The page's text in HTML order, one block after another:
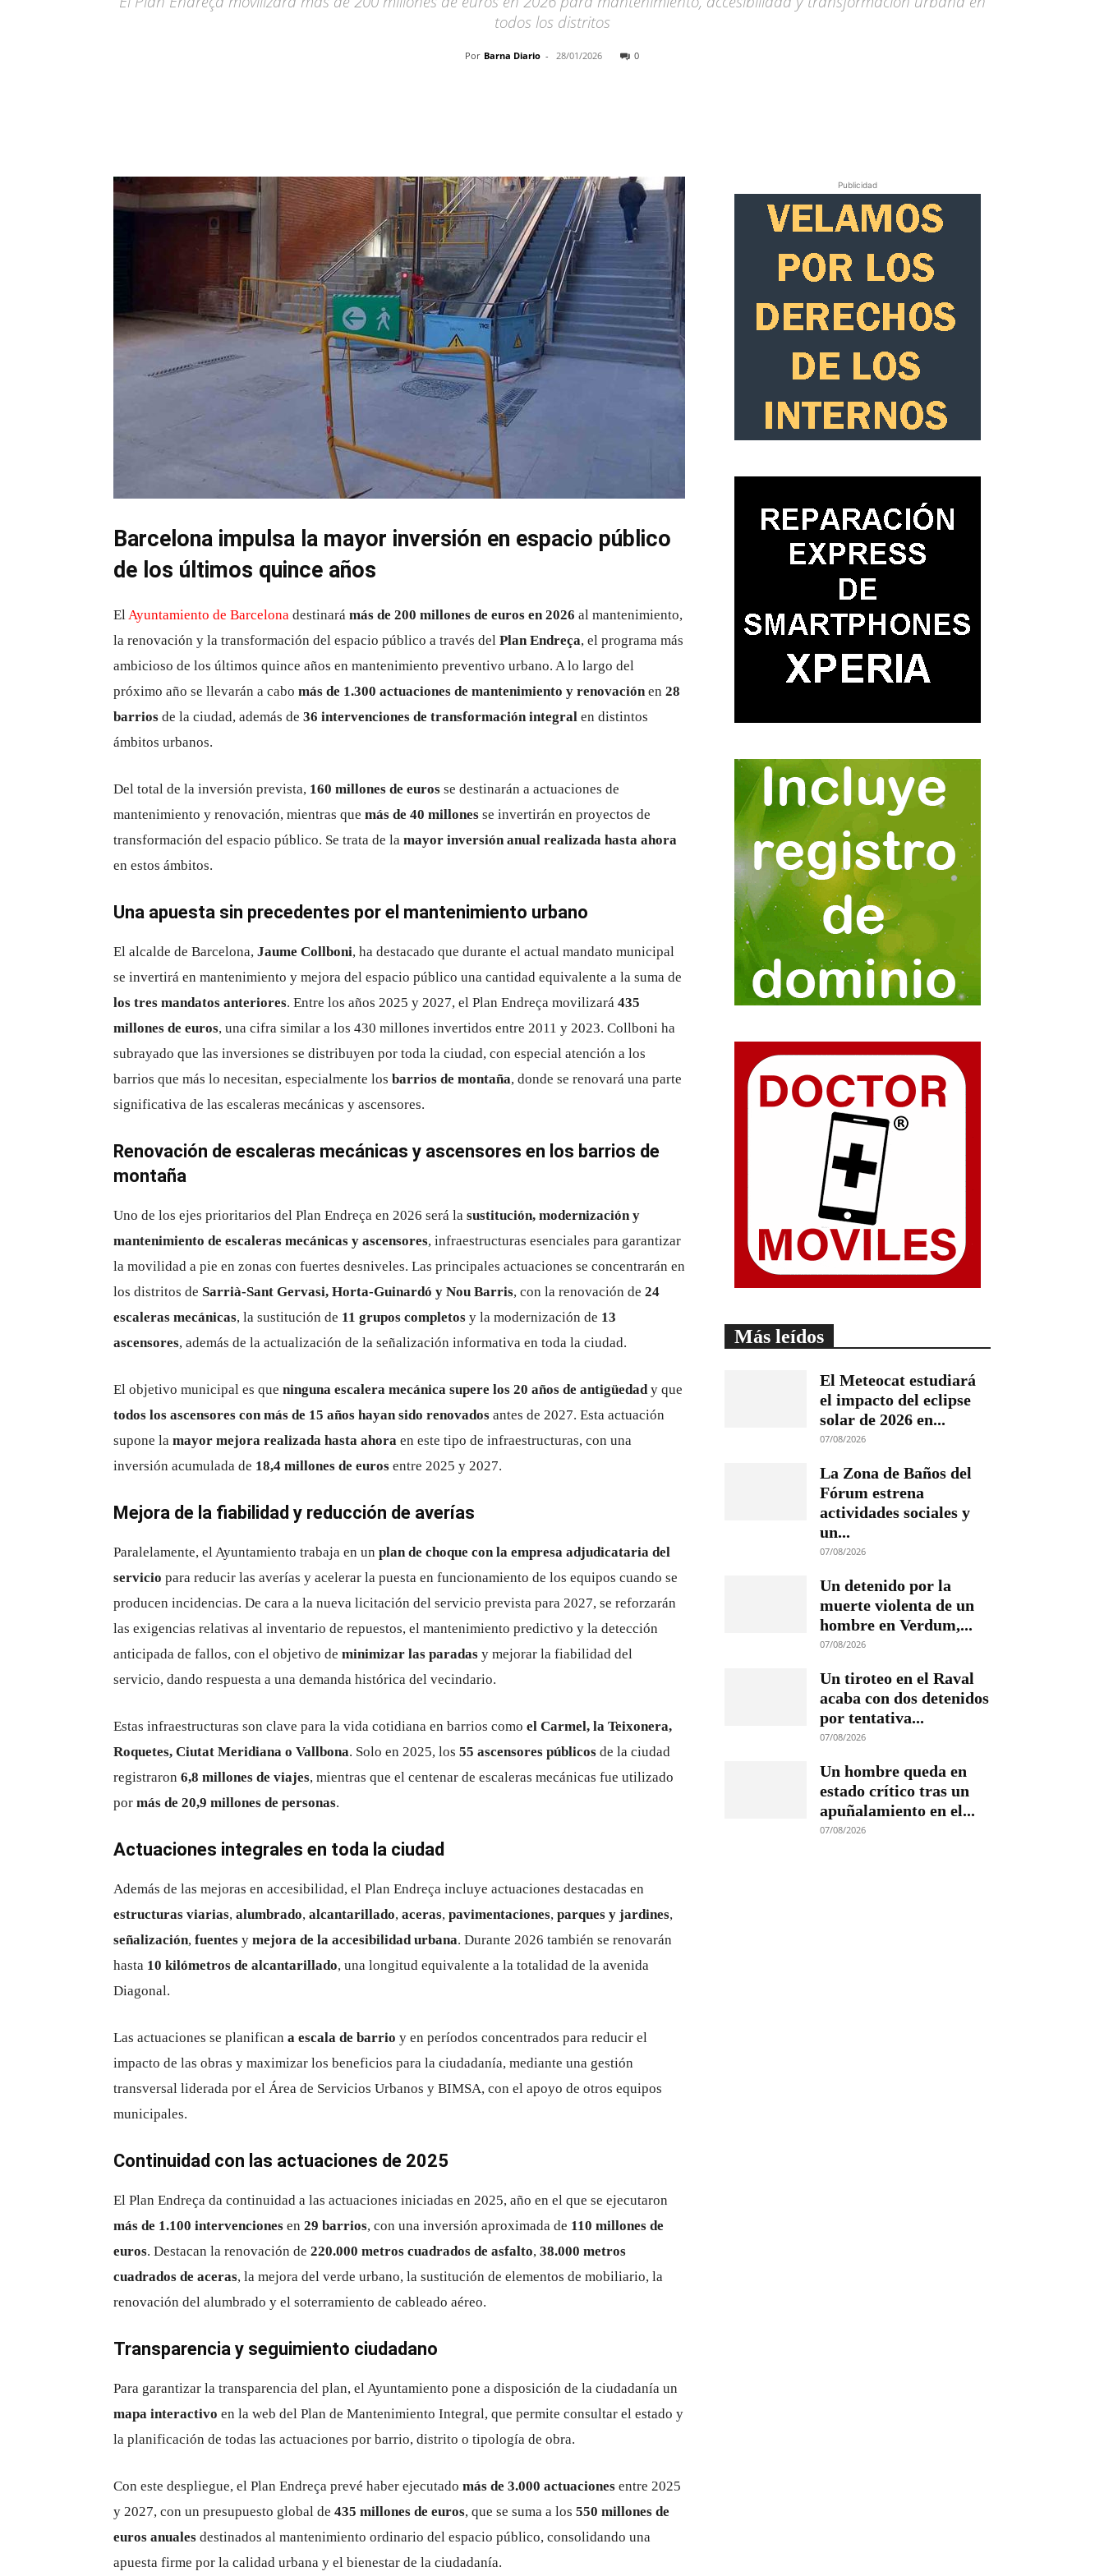
todos los distritos
Por Barna Diario - 28/01/2026 0
Barcelona impulsa la mayor inversión en espacio público
de los últimos quince años
ElAyuntamiento de Barcelona destinará más de 200 millones de euros en 2026 al mantenimiento,
la renovación y la transformación del espacio público a través del Plan Endreça, el programa más
ambicioso de los últimos quince años en mantenimiento preventivo urbano. A lo largo del
próximo año se llevarán a cabo más de 1.300 actuaciones de mantenimiento y renovaciónen 28
barrios de la ciudad, además de 36 intervenciones de transformación integral en distintos
ámbitos urbanos.
Del total de la inversión prevista, 160 millones de euros se destinarán a actuaciones de
mantenimiento y renovación, mientras que más de 40 millones se invertirán en proyectos de
transformación del espacio público. Se trata de la mayor inversión anual realizada hasta ahora
en estos ámbitos.
Una apuesta sin precedentes por el mantenimiento urbano
El alcalde de Barcelona, Jaume Collboni, ha destacado que durante el actual mandato municipal
se invertirá en mantenimiento y mejora del espacio público una cantidad equivalente a la suma de
los tres mandatos anteriores. Entre los años 2025 y 2027, el Plan Endreça movilizará 435
millones de euros, una cifra similar a los 430 millones invertidos entre 2011 y 2023. Collboni ha
subrayado que las inversiones se distribuyen por toda la ciudad, con especial atención a los
barrios que más lo necesitan, especialmente los barrios de montaña, donde se renovará una parte
significativa de las escaleras mecánicas y ascensores.
Renovación de escaleras mecánicas y ascensores en los barrios de
montaña
Uno de los ejes prioritarios del Plan Endreça en 2026 será la sustitución, modernización y
mantenimiento de escaleras mecánicas y ascensores, infraestructuras esenciales para garantizar
la movilidad a pie en zonas con fuertes desniveles. Las principales actuaciones se concentrarán en
los distritos de Sarrià-Sant Gervasi, Horta-Guinardó y Nou Barris, con la renovación de 24
escaleras mecánicas, la sustitución de 11 grupos completos y la modernización de 13
ascensores, además de la actualización de la señalización informativa en toda la ciudad.
El objetivo municipal es que ninguna escalera mecánica supere los 20 años de antigüedady que
todos los ascensores con más de 15 años hayan sido renovados antes de 2027. Esta actuación
supone la mayor mejora realizada hasta ahora en este tipo de infraestructuras, con una
inversión acumulada de 18,4 millones de euros entre 2025 y 2027.
Mejora de la fiabilidad y reducción de averías
Paralelamente, el Ayuntamiento trabaja en un plan de choque con la empresa adjudicataria del
servicio para reducir las averías y acelerar la puesta en funcionamiento de los equipos cuando se
producen incidencias. De cara a la nueva licitación del servicio prevista para 2027, se reforzarán
las exigencias relativas al inventario de repuestos, el mantenimiento predictivo y la detección
anticipada de fallos, con el objetivo de minimizar las paradas y mejorar la fiabilidad del
servicio, dando respuesta a una demanda histórica del vecindario.
Estas infraestructuras son clave para la vida cotidiana en barrios como el Carmel, la Teixonera,
Roquetes, Ciutat Meridiana o Vallbona. Solo en 2025, los 55 ascensores públicos de la ciudad
registraron 6,8 millones de viajes, mientras que el centenar de escaleras mecánicas fue utilizado
por más de 20,9 millones de personas.
Actuaciones integrales en toda la ciudad
Además de las mejoras en accesibilidad, el Plan Endreça incluye actuaciones destacadas en
estructuras viarias, alumbrado, alcantarillado, aceras, pavimentaciones, parques y jardines,
señalización, fuentes y mejora de la accesibilidad urbana. Durante 2026 también se renovarán
hasta 10 kilómetros de alcantarillado, una longitud equivalente a la totalidad de la avenida
Diagonal.
Las actuaciones se planifican a escala de barrio y en períodos concentrados para reducir el
impacto de las obras y maximizar los beneficios para la ciudadanía, mediante una gestión
transversal liderada por el Área de Servicios Urbanos y BIMSA, con el apoyo de otros equipos
municipales.
Continuidad con las actuaciones de 2025
El Plan Endreça da continuidad a las actuaciones iniciadas en 2025, año en el que se ejecutaron
más de 1.100 intervenciones en 29 barrios, con una inversión aproximada de 110 millones de
euros. Destacan la renovación de 220.000 metros cuadrados de asfalto, 38.000 metros
cuadrados de aceras, la mejora del verde urbano, la sustitución de elementos de mobiliario, la
renovación del alumbrado y el soterramiento de cableado aéreo.
Transparencia y seguimiento ciudadano
Para garantizar la transparencia del plan, el Ayuntamiento pone a disposición de la ciudadanía un
mapa interactivo en la web del Plan de Mantenimiento Integral, que permite consultar el estado y
la planificación de todas las actuaciones por barrio, distrito o tipología de obra.
Con este despliegue, el Plan Endreça prevé haber ejecutado más de 3.000 actuaciones entre 2025
y 2027, con un presupuesto global de 435 millones de euros, que se suma a los 550 millones de
euros anuales destinados al mantenimiento ordinario del espacio público, consolidando una
apuesta firme por la calidad urbana y el bienestar de la ciudadanía.
Publicidad
Más leídos
El Meteocat estudiará
el impacto del eclipse
solar de 2026 en...
07/08/2026
La Zona de Baños del
Fórum estrena
actividades sociales y
un...
07/08/2026
Un detenido por la
muerte violenta de un
hombre en Verdum,...
07/08/2026
Un tiroteo en el Raval
acaba con dos detenidos
por tentativa...
07/08/2026
Un hombre queda en
estado crítico tras un
apuñalamiento en el...
07/08/2026